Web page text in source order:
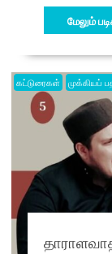
மேலும்
கட்டுரைகள் முக்கியப்